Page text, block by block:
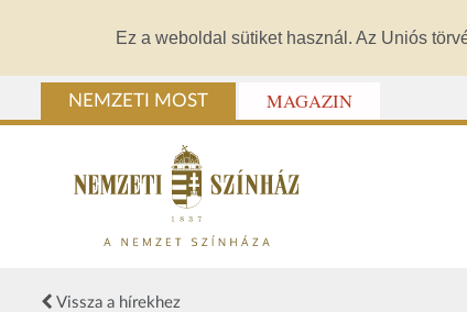
Ez a weboldal sütiket használ. Az Uniós
NEMZETI MOST MAGAZIN
Vissza a hírekhez